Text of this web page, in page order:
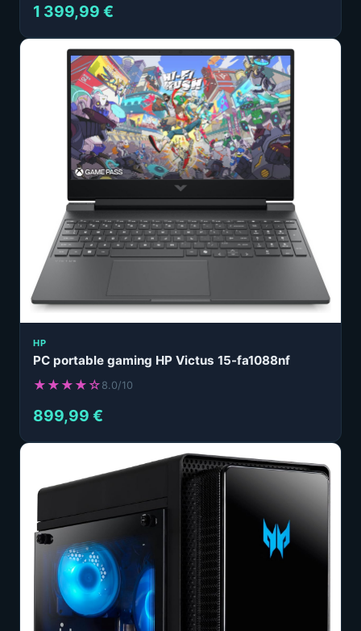
1 399,99 €
HP
PC portable gaming HP Victus 15-fa1088nf
★★★★☆ 8.0/10
899,99 €